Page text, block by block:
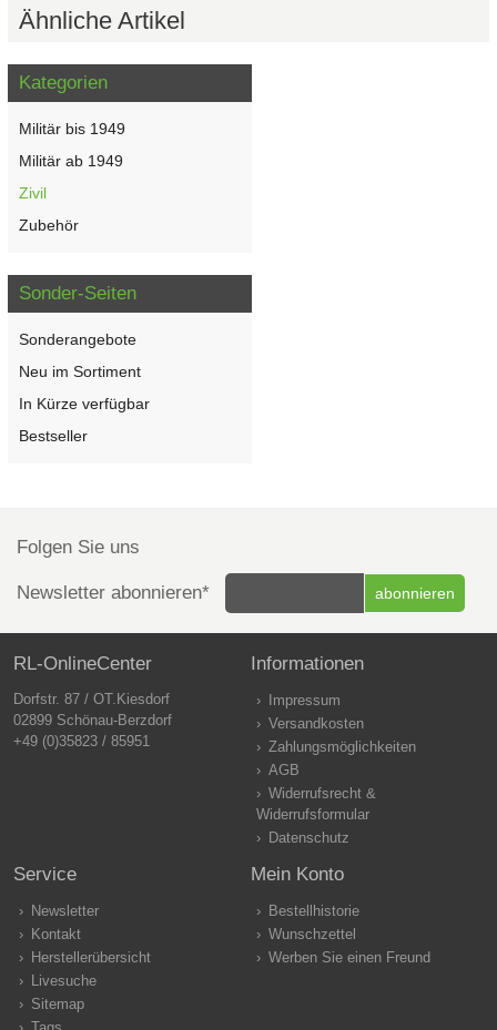
Ähnliche Artikel
Kategorien
Militär bis 1949
Militär ab 1949
Zivil
Zubehör
Sonder-Seiten
Sonderangebote
Neu im Sortiment
In Kürze verfügbar
Bestseller
Folgen Sie uns
Newsletter abonnieren*
RL-OnlineCenter
Dorfstr. 87 / OT.Kiesdorf
02899 Schönau-Berzdorf
+49 (0)35823 / 85951
Informationen
Impressum
Versandkosten
Zahlungsmöglichkeiten
AGB
Widerrufsrecht &
Widerrufsformular
Datenschutz
Service
Newsletter
Kontakt
Herstellerübersicht
Livesuche
Sitemap
Mein Konto
Bestellhistorie
Wunschzettel
Werben Sie einen Freund